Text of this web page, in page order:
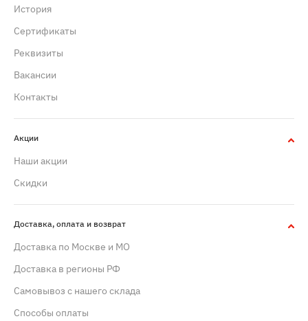
История
Сертификаты
Реквизиты
Вакансии
Контакты
Акции
Наши акции
Скидки
Доставка, оплата и возврат
Доставка по Москве и МО
Доставка в регионы РФ
Самовывоз с нашего склада
Способы оплаты